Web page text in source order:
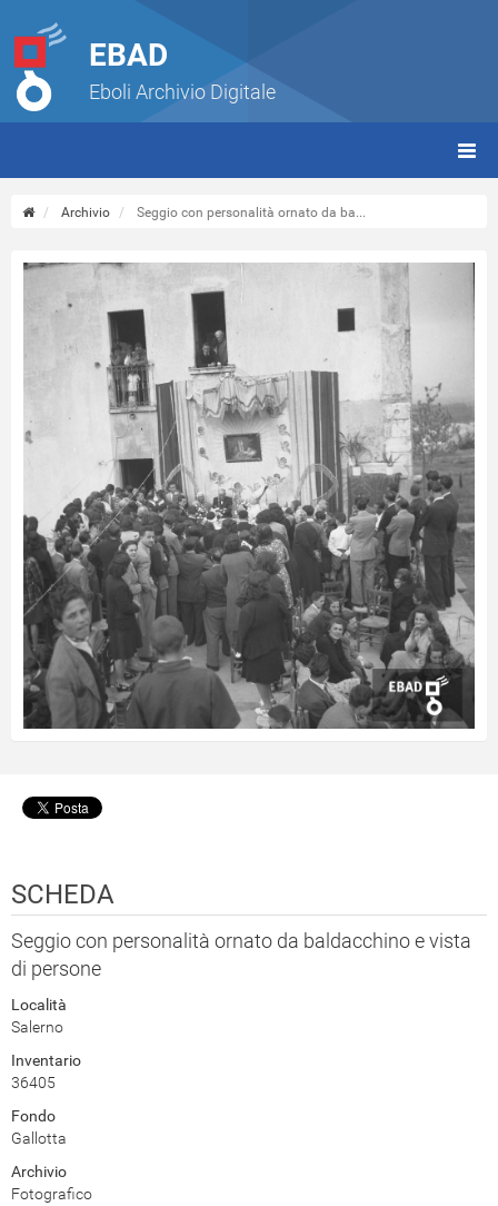
EBAD
Eboli Archivio Digitale
Archivio Seggio con personalità ornato da ba...
SCHEDA
Seggio con personalità ornato da baldacchino e vista
di persone
Località
Salerno
Inventario
36405
Fondo
Gallotta
Archivio
Fotografico